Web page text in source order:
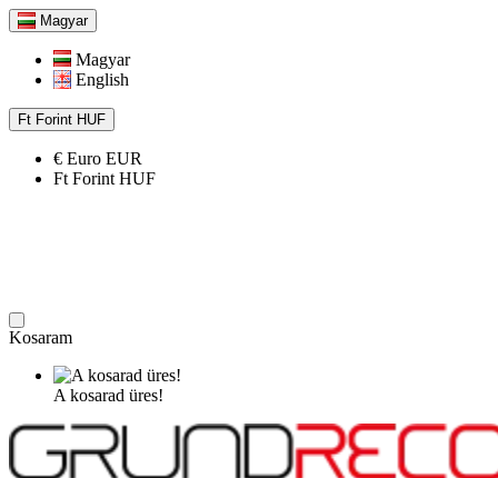
Magyar
Magyar
English
Ft Forint HUF
€ Euro EUR
Ft Forint HUF
Kosaram
A kosarad üres!